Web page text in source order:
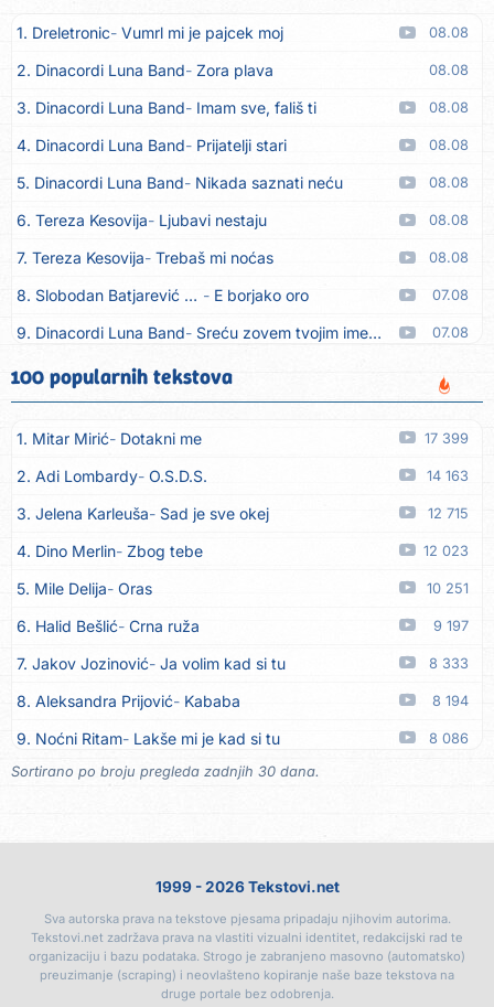
1. Dreletronic Vumrl mi je pajcek moj 08.08
2. Dinacordi Luna Band Zora plava 08.08
3. Dinacordi Luna Band Imam sve, fališ ti 08.08
4. Dinacordi Luna Band Prijatelji stari 08.08
5. Dinacordi Luna Band Nikada saznati neću 08.08
6. Tereza Kesovija Ljubavi nestaju 08.08
7. Tereza Kesovija Trebaš mi noćas 08.08
8. Slobodan Batjarević Čobe E borjako oro 07.08
9. Dinacordi Luna Band Sreću zovem tvojim imenom (feat. Kristina Smetko) 07.08
10. Dinacordi Luna Band Tamburaši (feat. Kristina Smetko)
11. Dinacordi Luna Band Tvoja šutnja (feat. Kristina Smetko) 07.08
12. Tamara Brusić Neću kuhat´, neću prat´ 07.08
13. Grupa TNT Rijeka Via Roma, nikad doma 07.08
14. Zaim Imamović Kada moja mladost prođe 07.08
15. Azra Husarkić Do zadnje kapi 07.08
16. Dinacordi Luna Band 07.08
17. Pet za 5 Pozdravi mi Stubicu 07.08
18. Dinacordi Luna Band Anđeo moj 07.08
19. Vesna Kartuš Vrati se 07.08
20. Severina Pozovi me ti (Anksiozna) 06.08
21. Fidellio Summer Time
Daj mu sve što si dala meni
25. Gustafi Imala je oči pospane 06.08
26. Marko Nedug Pjesma za tebe 06.08
100 popularnih tekstova
1. Mitar Mirić Dotakni me 17 399
2. Adi Lombardy O.S.D.S. 14 163
3. Jelena Karleuša Sad je sve okej 12 715
4. Dino Merlin Zbog tebe 12 023
5. Mile Delija Oras 10 251
6. Halid Bešlić Crna ruža 9 197
7. Jakov Jozinović Ja volim kad si tu 8 333
8. Aleksandra Prijović Kababa 8 194
9. Noćni Ritam Lakše mi je kad si tu 8 086
10. Halid Bešlić Ljiljani
Ovo u grudima
14. Noćni Ritam Rekla si mi 6 509
15. Karlo! Mon amour 6 390
16. Džej Ramadanovski Ova mačka do mene
Sortirano po broju pregleda zadnjih 30 dana.
1999 - 2026 Tekstovi.net
Sva autorska prava na tekstove pjesama pripadaju njihovim autorima.
Tekstovi.net zadržava prava na vlastiti vizualni identitet, redakcijski rad te
organizaciju i bazu podataka. Strogo je zabranjeno masovno (automatsko)
preuzimanje (scraping) i neovlašteno kopiranje naše baze tekstova na
druge portale bez odobrenja.